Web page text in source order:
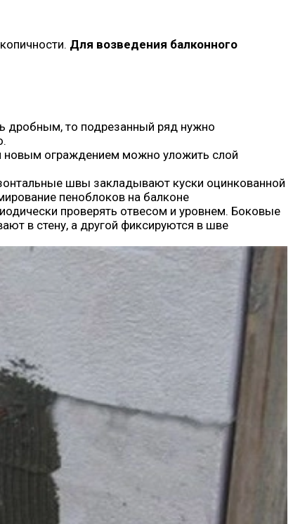
Для возведения балконного
дробным, то подрезанный ряд нужно
новым ограждением можно уложить слой
швы закладывают куски оцинкованной
проверять отвесом и уровнем. Боковые
в стену, а другой фиксируются в шве